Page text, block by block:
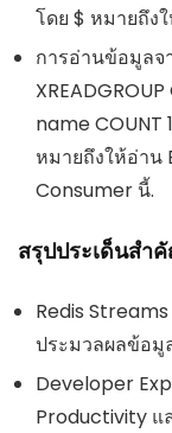
โดย $ หมายถึง
การอ่านข้อมูลจ
name COUNT
หมายถึงให้อ่าน
Consumer นี้.
สรุปประเด็นสำ
Redis
ประมวลผลข้อมู
Developer
Productivity แ